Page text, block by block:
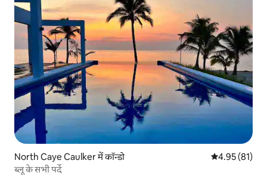
North Caye Caulker में कॉन्डो औसत रेटिंग 5 में
4.95 (81)
ब्लू के सभी पर्दे